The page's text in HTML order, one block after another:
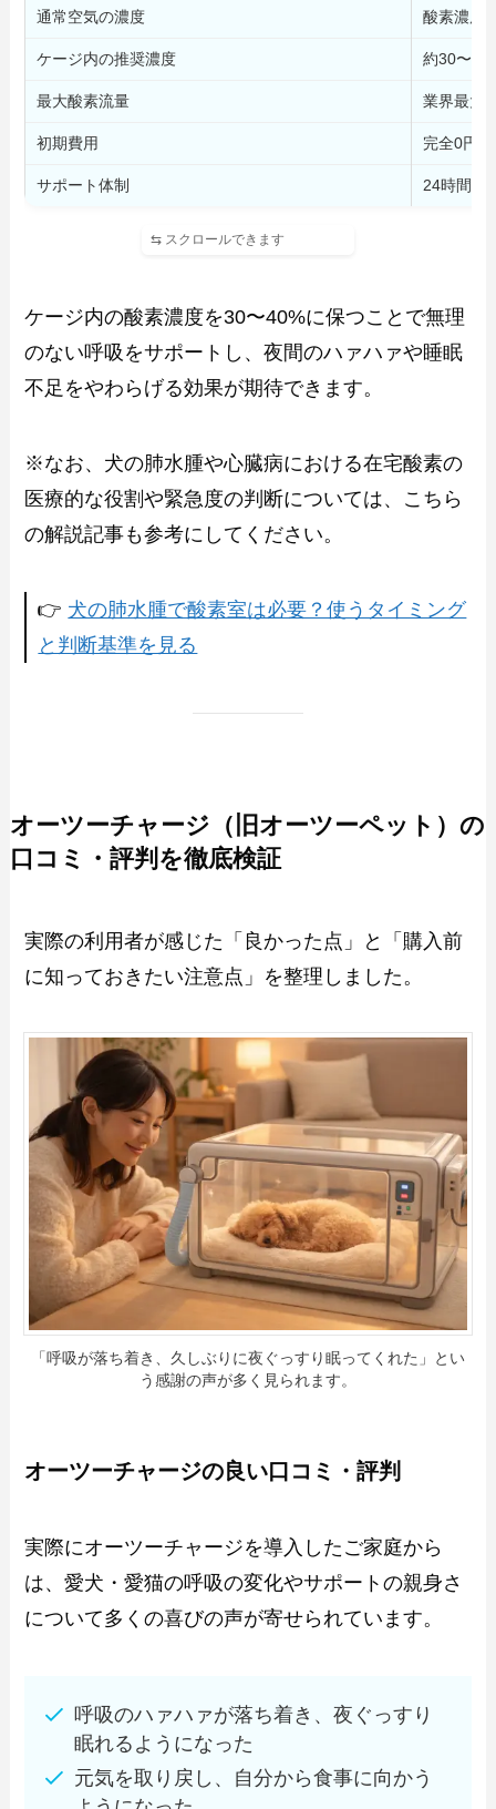
通常空気の濃度 酸素濃度
ケージ内の推奨濃度 約30〜40
最大酸素流量 業界最大
初期費用 完全0円
サポート体制 24時間
ケージ内の酸素濃度を30〜40%に保つことで無理
のない呼吸をサポートし、夜間のハァハァや睡眠
不足をやわらげる効果が期待できます。
※なお、犬の肺水腫や心臓病における在宅酸素の
医療的な役割や緊急度の判断については、こちら
の解説記事も参考にしてください。
👉 犬の肺水腫で酸素室は必要？使うタイミング
と判断基準を見る
オーツーチャージ（旧オーツーペット）の
口コミ・評判を徹底検証
実際の利用者が感じた「良かった点」と「購入前
に知っておきたい注意点」を整理しました。
「呼吸が落ち着き、久しぶりに夜ぐっすり眠ってくれた」とい
う感謝の声が多く見られます。
オーツーチャージの良い口コミ・評判
実際にオーツーチャージを導入したご家庭から
は、愛犬・愛猫の呼吸の変化やサポートの親身さ
について多くの喜びの声が寄せられています。
呼吸のハァハァが落ち着き、夜ぐっすり
眠れるようになった
元気を取り戻し、自分から食事に向かう